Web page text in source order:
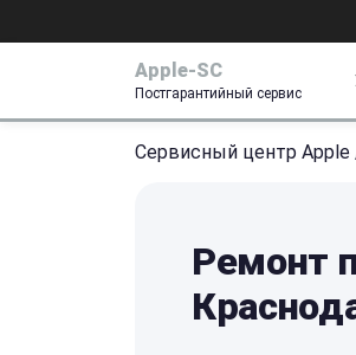
Apple-SC
Постгарантийный сервис
Сервисный центр Apple
Ремонт